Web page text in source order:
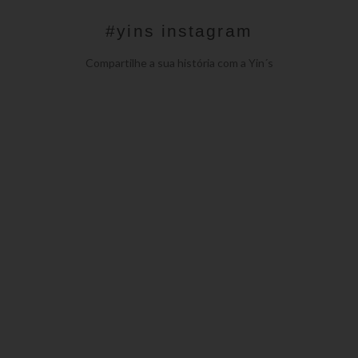
#yins instagram
Compartilhe a sua história com a Yin´s